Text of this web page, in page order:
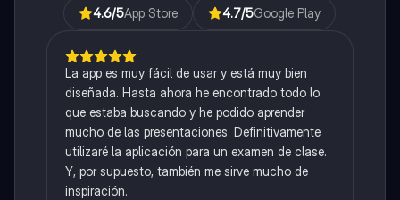
4.6/5App Store 4.7/5Google Play
La app es muy fácil de usar y está muy bien
diseñada. Hasta ahora he encontrado todo lo
que estaba buscando y he podido aprender
mucho de las presentaciones. Definitivamente
utilizaré la aplicación para un examen de clase.
Y, por supuesto, también me sirve mucho de
inspiración.